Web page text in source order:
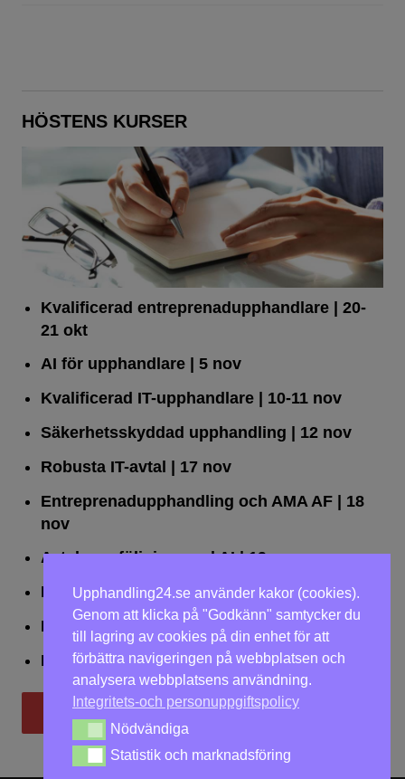
HÖSTENS KURSER
Kvalificerad entreprenad­upphandlare | 20-
21 okt
AI för upphandlare| 5 nov
Kvalificerad IT-upphandlare| 10-11 nov
Säkerhetsskyddad upphandling | 12 nov
Robusta IT-avtal | 17 nov
Entreprenadupphandling och AMA AF| 18
nov
Avtalsuppföljning med AI| 19 nov
Leda upphandlingar effektivt| 25 nov
Dialogförfaranden | 26 nov
LOU på två dagar| 2-3 dec
Till utbildningar
Upphandling24.se använder kakor (cookies).
Genom att klicka på "Godkänn" samtycker du
till lagring av cookies på din enhet för att
förbättra navigeringen på webbplatsen och
analysera webbplatsens användning.
Integritets-och personuppgiftspolicy
Nödvändiga
Nödvändiga
Statistik och marknadsföring
Statistik och marknadsföring